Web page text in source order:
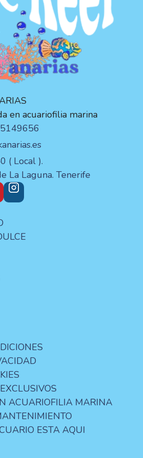
en acuariofilia marina
( Local ).
La Laguna. Tenerife
ACUARIOFILIA MARINA
ESTA AQUI